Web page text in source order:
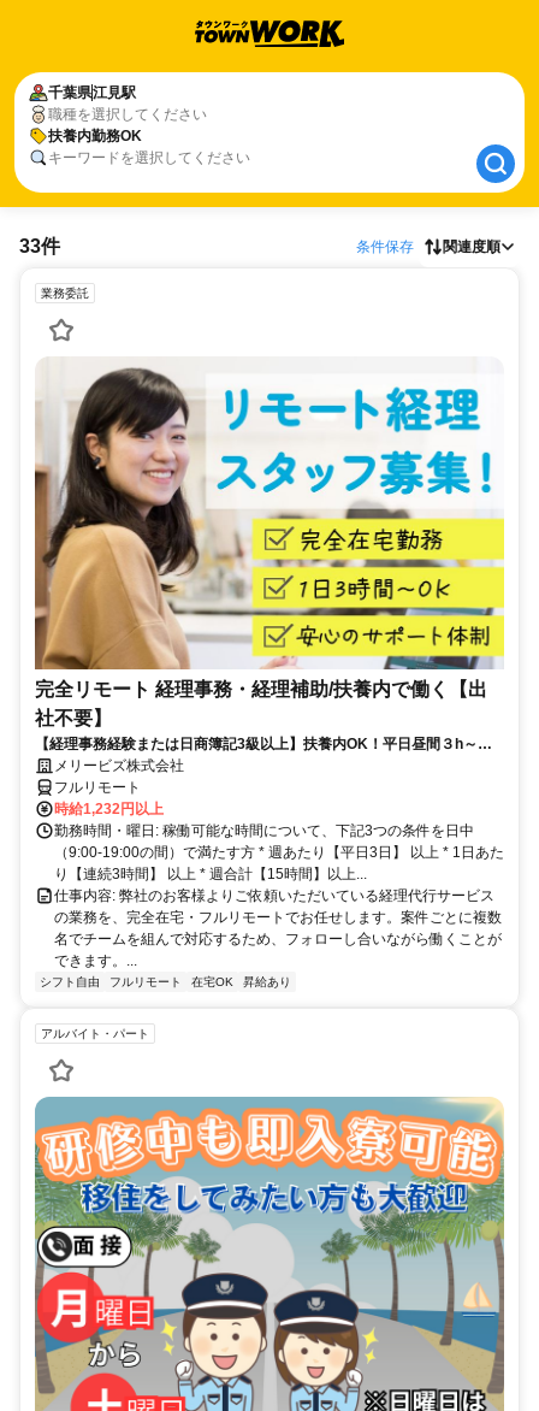
千葉県江見駅
職種を選択してください
扶養内勤務OK
キーワードを選択してください
千葉県江見駅
扶養内勤務OK
33件 条件保存 関連度順
業務委託
完全リモート 経理事務・経理補助/扶養内で働く【出
社不要】
【経理事務経験または日商簿記3級以上】扶養内OK！平日昼間３h～。
完全在宅で育児・介護中の方も大歓迎♪
メリービズ株式会社
フルリモート
時給1,232円以上
勤務時間・曜日: 稼働可能な時間について、下記3つの条件を日中
（9:00-19:00の間）で満たす方 * 週あたり【平日3日】 以上 * 1日あた
り【連続3時間】 以上 * 週合計【15時間】以上...
仕事内容: 弊社のお客様よりご依頼いただいている経理代行サービス
の業務を、完全在宅・フルリモートでお任せします。案件ごとに複数
名でチームを組んで対応するため、フォローし合いながら働くことが
できます。...
シフト自由 フルリモート 在宅OK 昇給あり
アルバイト・パート